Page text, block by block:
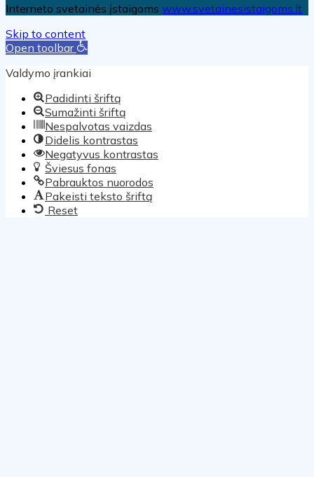
Interneto svetainės įstaigoms www.svetainesistaigoms.lt
Skip to content
Open toolbar
Valdymo įrankiai
Padidinti šriftą
Sumažinti šriftą
Nespalvotas vaizdas
Didelis kontrastas
Negatyvus kontrastas
Šviesus fonas
Pabrauktos nuorodos
Pakeisti teksto šriftą
Reset